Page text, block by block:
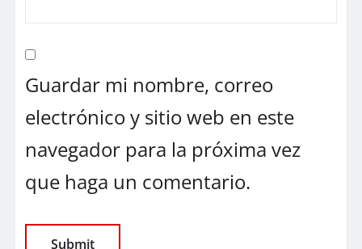
Guardar mi nombre, correo
electrónico y sitio web en este
navegador para la próxima vez
que haga un comentario.